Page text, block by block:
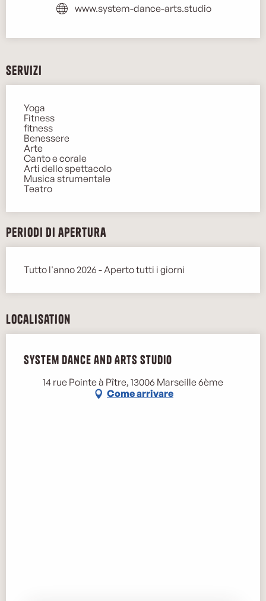
www.system-dance-arts.studio
Servizi
Yoga
Fitness
fitness
Benessere
Arte
Canto e corale
Arti dello spettacolo
Musica strumentale
Teatro
Periodi di apertura
Tutto l'anno 2026 - Aperto tutti i giorni
Localisation
System Dance and Arts Studio
14 rue Pointe à Pître, 13006 Marseille 6ème
Come arrivare